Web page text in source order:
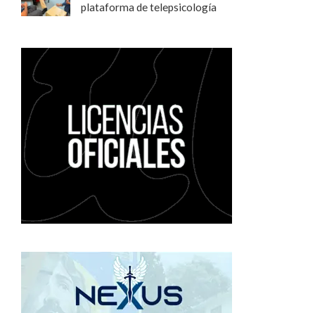
plataforma de telepsicología